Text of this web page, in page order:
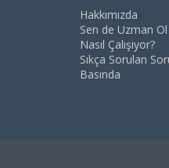
Hakkımızda
Sen de Uzman Ol
Nasıl Çalışıyor?
Sıkça Sorulan
Basında